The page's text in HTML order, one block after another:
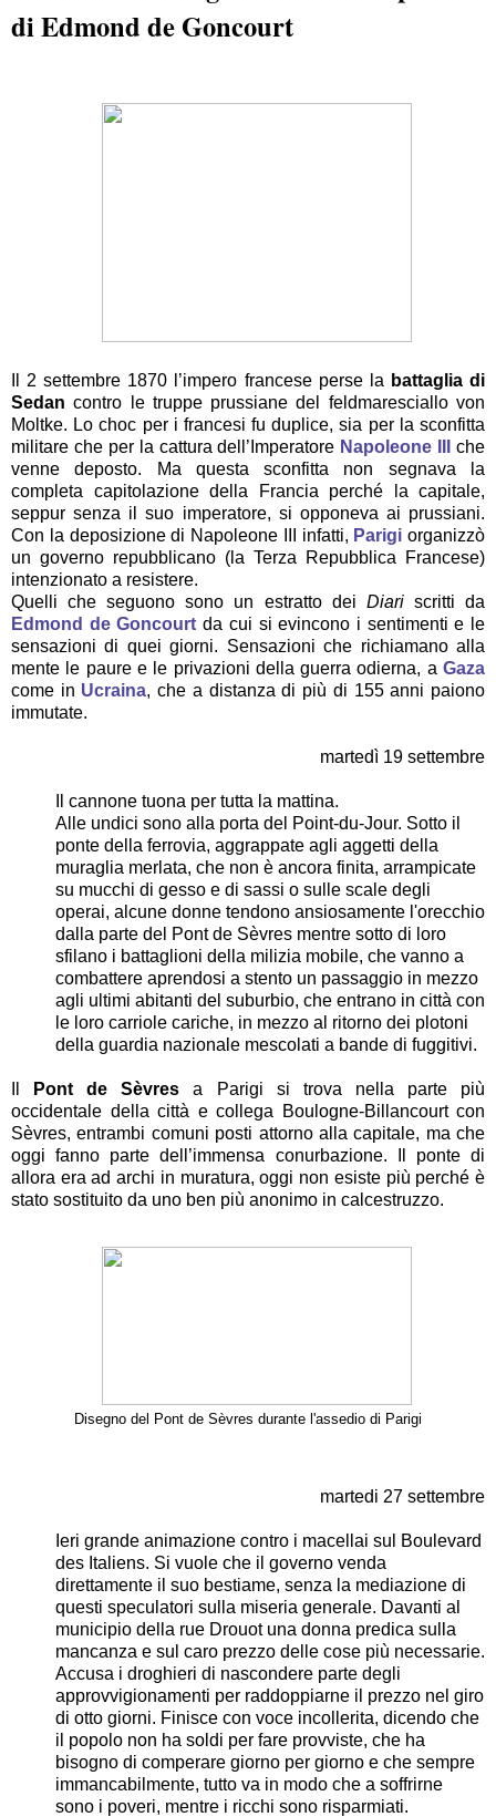
di Edmond de Goncourt
Il 2 settembre 1870 l’impero francese perse la battaglia di
Sedan contro le truppe prussiane del feldmaresciallo von
Moltke. Lo choc per i francesi fu duplice, sia per la sconfitta
militare che per la cattura dell’Imperatore Napoleone III
che
venne deposto. Ma questa sconfitta non segnava la
completa capitolazione della Francia perché la capitale,
seppur senza il suo imperatore, si opponeva ai prussiani.
Con la deposizione di Napoleone III infatti, Parigi organizzò
un governo repubblicano (la Terza Repubblica Francese)
intenzionato a resistere.
Quelli che seguono sono un estratto dei Diariscritti da
Edmond de Goncourt da cui si evincono i sentimenti e le
sensazioni di quei giorni. Sensazioni che richiamano alla
mente le paure e le privazioni della guerra odierna, a Gaza
come in Ucraina, che a distanza di più di 155 anni paiono
immutate.
martedì 19 settembre
Il cannone tuona per tutta la mattina.
Alle undici sono alla porta del Point-du-Jour. Sotto il
ponte della ferrovia, aggrappate agli aggetti della
muraglia merlata, che non è ancora finita, arrampicate
su mucchi di gesso e di sassi o sulle scale degli
operai, alcune donne tendono ansiosamente l'orecchio
dalla parte del Pont de Sèvres mentre sotto di loro
sfilano i battaglioni della milizia mobile, che vanno a
combattere aprendosi a stento un passaggio in mezzo
agli ultimi abitanti del suburbio, che entrano in città con
le loro carriole cariche, in mezzo al ritorno dei plotoni
della guardia nazionale mescolati a bande di fuggitivi.
Pont de Sèvres a Parigi si trova nella parte più
occidentale della città e collega Boulogne-Billancourt con
Sèvres, entrambi comuni posti attorno alla capitale, ma che
oggi fanno parte dell’immensa conurbazione. Il ponte di
allora era ad archi in muratura, oggi non esiste più perché è
stato sostituito da uno ben più anonimo in calcestruzzo.
Disegno del Pont de Sèvres durante l'assedio di Parigi
martedi 27 settembre
Ieri grande animazione contro i macellai sul Boulevard
des Italiens. Si vuole che il governo venda
direttamente il suo bestiame, senza la mediazione di
questi speculatori sulla miseria generale. Davanti al
municipio della rue Drouot una donna predica sulla
mancanza e sul caro prezzo delle cose più necessarie.
Accusa i droghieri di nascondere parte degli
approvvigionamenti per raddoppiarne il prezzo nel giro
di otto giorni. Finisce con voce incollerita, dicendo che
il popolo non ha soldi per fare provviste, che ha
bisogno di comperare giorno per giorno e che sempre
immancabilmente, tutto va in modo che a soffrirne
sono i poveri, mentre i ricchi sono risparmiati.